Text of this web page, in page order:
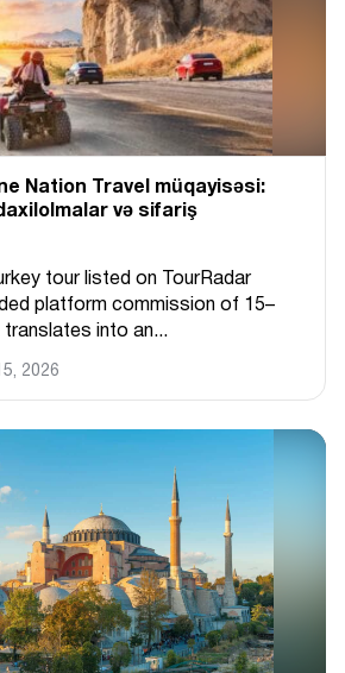
Nation Travel müqayisəsi:
və sifariş
tour listed on TourRadar
platform commission of 15–
into an...
2026